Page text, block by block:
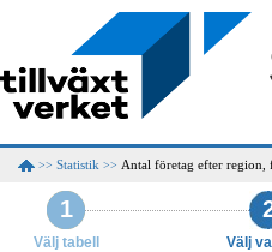
>> Statistik >> Antal företag efter region,
1
Välj tabell Välj